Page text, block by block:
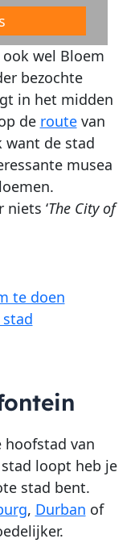
wel Bloem
bezochte
in het midden
de routevan
want de stad
musea
‘The City of
te doen
van
loopt heb je
stad bent.
, Durban of